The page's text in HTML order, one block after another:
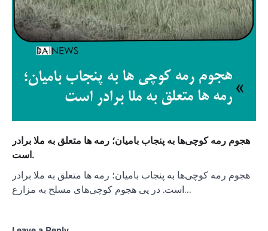
هجوم رمه کوچی‌ها به پنجاب بامیان؛ رمه ها متعلق به ملا برادر
است.
هجوم رمه کوچی‌ها به پنجاب بامیان؛ رمه ها متعلق به ملا برادر
است. در پی هجوم کوچی‌های مسلح به مزارع…